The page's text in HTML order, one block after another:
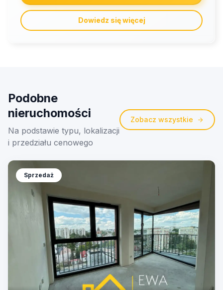
Dowiedz się więcej
Podobne
nieruchomości
Na podstawie typu, lokalizacji
i przedziału cenowego
Zobacz wszystkie
Sprzedaż